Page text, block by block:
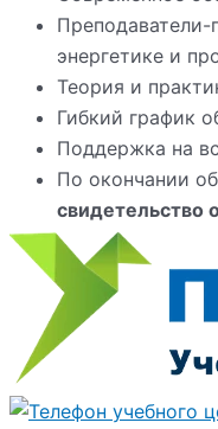
энергетике и
Теория и
Гибкий график
Поддержка на
По окончании
свидетельство